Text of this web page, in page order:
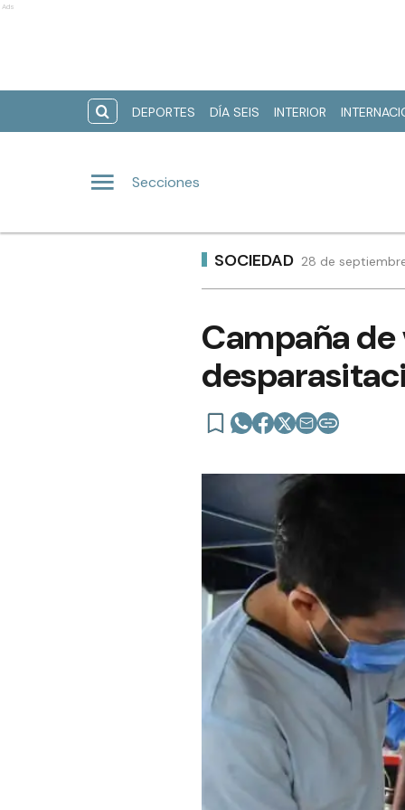
Ads
DEPORTES DÍA SEIS INTERIOR
Secciones
SOCIEDAD 28 de
Campaña